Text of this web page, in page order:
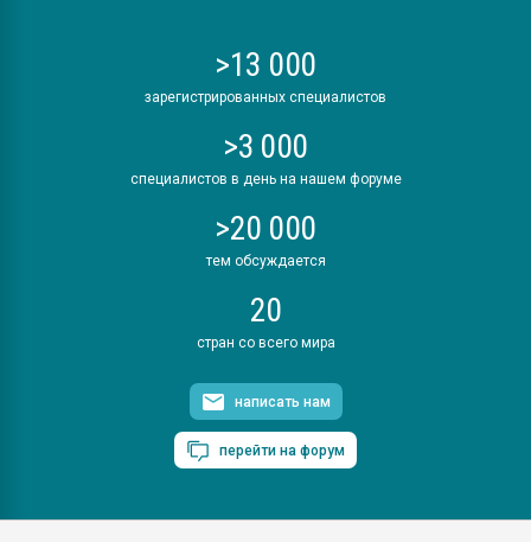
>13 000
зарегистрированных специалистов
>3 000
специалистов в день на нашем форуме
>20 000
тем обсуждается
20
стран со всего мира
написать нам
перейти на форум